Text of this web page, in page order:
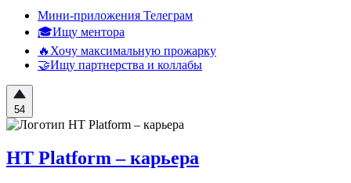
Мини-приложения Телеграм
🎓Ищу ментора
🔥Хочу максимальную прожарку
🤝Ищу партнерства и коллабы
54
HT Platform – карьера